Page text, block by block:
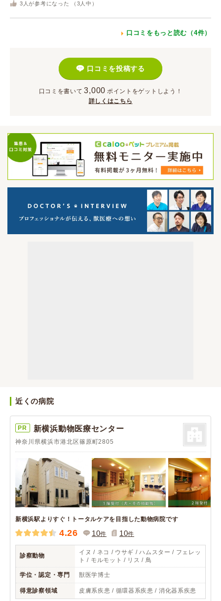
3 人が参考になった （ 3 人中）
口コミをもっと読む（4件）
口コミを投稿する
口コミを書いて 3,000 ポイント をゲットしよう！
詳しくはこちら
近くの病院
PR 新横浜動物医療センター
神奈川県横浜市港北区篠原町2805
新横浜駅よりすぐ！トータルケアを目指した動物病院です
4.26 10件 10件
診察動物
イヌ / ネコ / ウサギ / ハムスター / フェレッ
ト / モルモット / リス / 鳥
学位・認定・専門 獣医学博士
得意診察領域 皮膚系疾患 / 循環器系疾患 / 消化器系疾患